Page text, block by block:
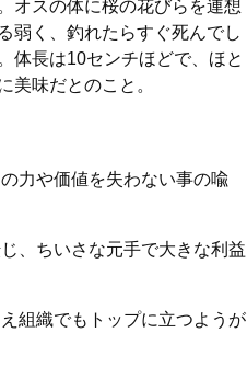
オスの体に桜の花びらを連想
弱く、釣れたらすぐ死んでし
体長は10センチほどで、ほと
美味だとのこと。
力や価値を失わない事の喩
、ちいさな元手で大きな利益
組織でもトップに立つようが